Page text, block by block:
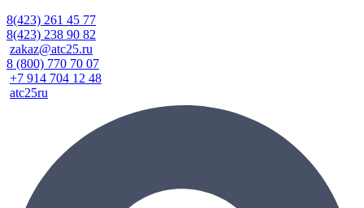
8(423) 261 45 77
8(423) 238 90 82
zakaz@atc25.ru
8 (800) 770 70 07
+7 914 704 12 48
atc25ru